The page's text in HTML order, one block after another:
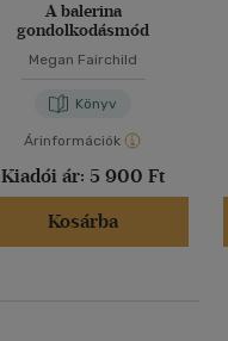
A balerina
gondolkodásmód
Megan Fairchild
Könyv
Árinformációk
Kiadói ár: 5 900 Ft
Kosárba